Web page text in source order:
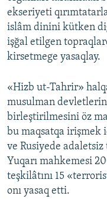
ekseriyeti
islâm dinini kütken
işğal etilgen
kirsetmege yasaqlay.
«Hizb ut-Tahrir»
musulman
birleştirilmesini öz
bu maqsatqa irişmek
ve Rusiyede
Yuqarı mahkemesi
teşkilâtını 15
onı yasaq etti.